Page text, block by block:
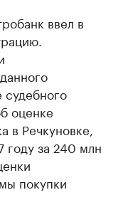
ввел в
судебного
оценке
в Речкуновке,
году за 240 млн
покупки